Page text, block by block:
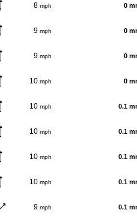
8 mph 0
9 mph 0
9 mph 0
10 mph 0
10 mph 0.1
10 mph 0.1
10 mph 0.1
10 mph 0.1
9 mph 0.1